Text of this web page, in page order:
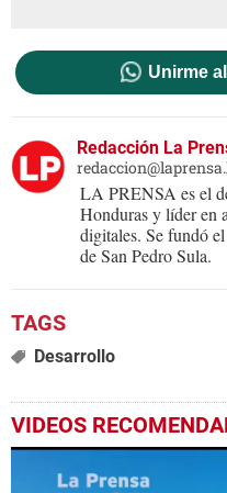
Unirme
Redacción La
LA PRENSA es el
Honduras y líder en
digitales. Se fundó
de San Pedro Sula.
Desarrollo
VIDEOS